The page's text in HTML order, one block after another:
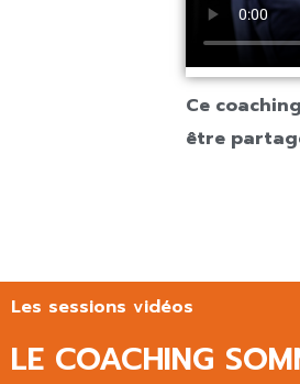
Ce
être
Les sessions vidéos
LE COACHING